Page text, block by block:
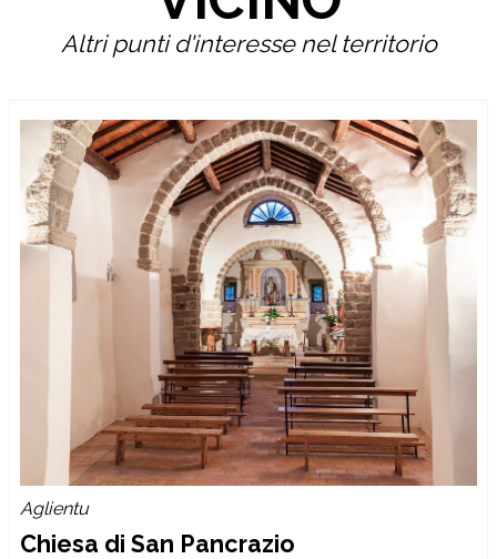
Altri punti d'interesse nel territorio
Aglientu
Chiesa di San Pancrazio